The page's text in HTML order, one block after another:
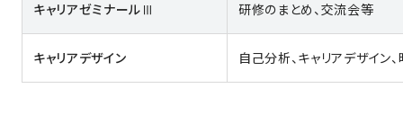
キャリアゼミナールⅢ 研修のまとめ、交流会等
キャリアデザイン 自己分析、キャリアデザイン